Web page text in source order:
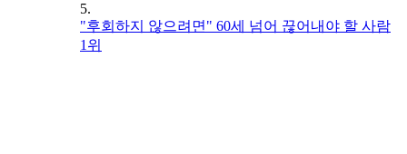
5.
"후회하지 않으려면" 60세 넘어 끊어내야 할 사람
1위